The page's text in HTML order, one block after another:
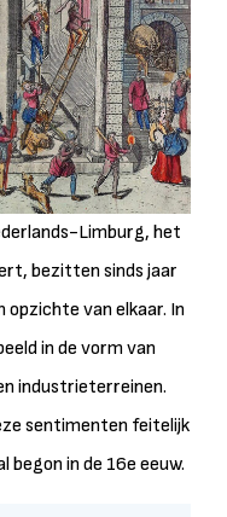
Limburg, het
bezitten sinds jaar
van elkaar. In
in de vorm van
industrieterreinen.
sentimenten feitelijk
begon in de 16e eeuw.